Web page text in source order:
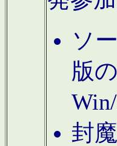
ソ
版
封